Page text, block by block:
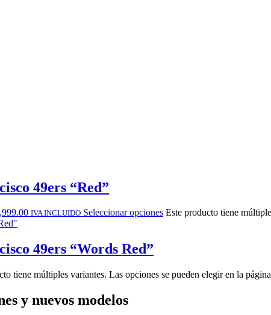
49ers “Red”
IVA INCLUIDO Seleccionar opciones Este producto tiene
49ers “Words Red”
tiene múltiples variantes. Las opciones se pueden elegir en la
y nuevos modelos